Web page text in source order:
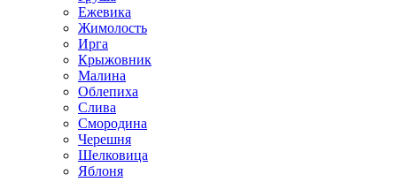
Ежевика
Жимолость
Ирга
Крыжовник
Малина
Облепиха
Слива
Смородина
Черешня
Шелковица
Яблоня